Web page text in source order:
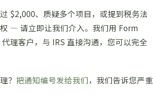
$2,000、质疑多个项目，或提到税务法
— 请立即让我们介入。我们用 Form
理客户，与 IRS 直接沟通，您可以完全
？ 把通知编号发给我们，我们告诉您严重